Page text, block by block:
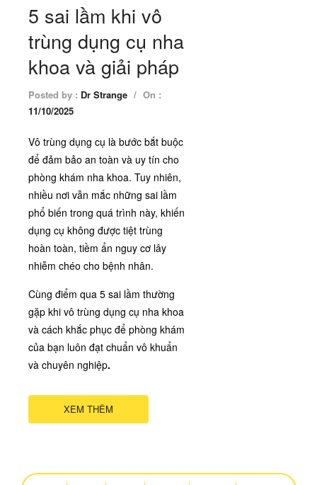
5 sai lầm khi vô
trùng dụng cụ nha
khoa và giải pháp
Posted by : Dr Strange / On :
11/10/2025
Vô trùng dụng cụ là bước bắt buộc
để đảm bảo an toàn và uy tín cho
phòng khám nha khoa. Tuy nhiên,
nhiều nơi vẫn mắc những sai lầm
phổ biến trong quá trình này, khiến
dụng cụ không được tiệt trùng
hoàn toàn, tiềm ẩn nguy cơ lây
nhiễm chéo cho bệnh nhân.
Cùng điểm qua 5 sai lầm thường
gặp khi vô trùng dụng cụ nha khoa
và cách khắc phục để phòng khám
của bạn luôn đạt chuẩn vô khuẩn
và chuyên nghiệp.
XEM THÊM